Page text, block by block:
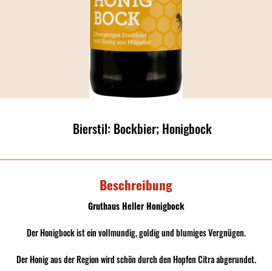
Bierstil: Bockbier; Honigbock
Beschreibung
Gruthaus Heller Honigbock
Der Honigbock ist ein vollmundig, goldig und blumiges Vergnügen.
Der Honig aus der Region wird schön durch den Hopfen Citra abgerundet.